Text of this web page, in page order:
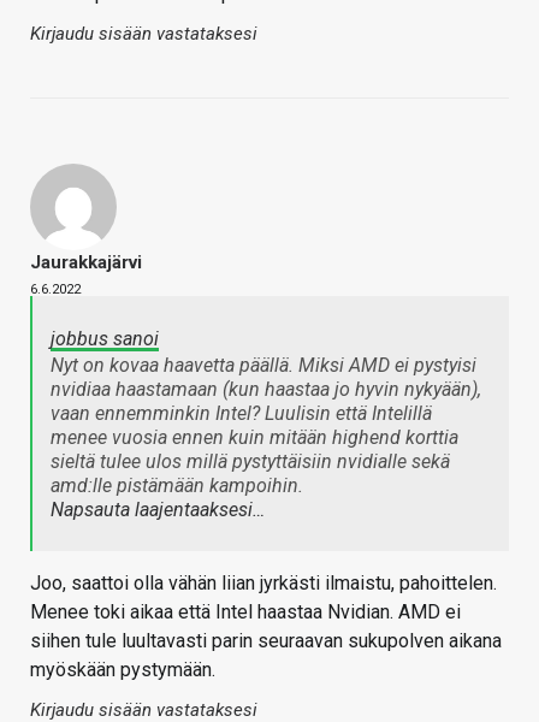
Kirjaudu sisään vastataksesi
Jaurakkajärvi
6.6.2022
jobbus sanoi
Nyt on kovaa haavetta päällä. Miksi AMD ei pystyisi
nvidiaa haastamaan (kun haastaa jo hyvin nykyään),
vaan ennemminkin Intel? Luulisin että Intelillä
menee vuosia ennen kuin mitään highend korttia
sieltä tulee ulos millä pystyttäisiin nvidialle sekä
amd:lle pistämään kampoihin.
Napsauta laajentaaksesi…
Joo, saattoi olla vähän liian jyrkästi ilmaistu, pahoittelen.
Menee toki aikaa että Intel haastaa Nvidian. AMD ei
siihen tule luultavasti parin seuraavan sukupolven aikana
myöskään pystymään.
Kirjaudu sisään vastataksesi